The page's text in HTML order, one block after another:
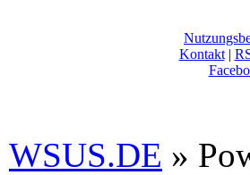
Kontakt|
WSUS.DE »